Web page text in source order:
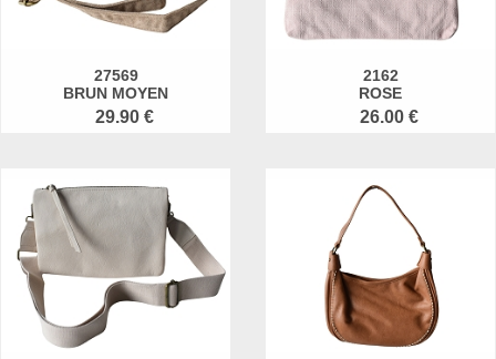
27569
BRUN MOYEN
29.90 €
2162
ROSE
26.00 €